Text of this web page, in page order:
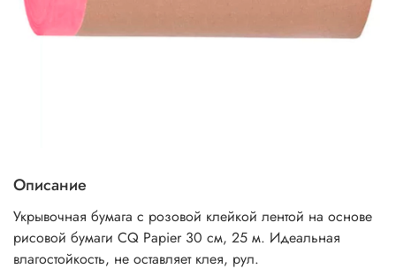
Описание
Укрывочная бумага с розовой клейкой лентой на основе
рисовой бумаги CQ Papier 30 см, 25 м. Идеальная
влагостойкость, не оставляет клея, рул.